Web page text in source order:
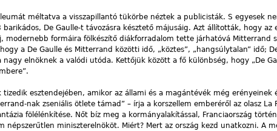
méltatva a visszapillantó tükörbe néztek a publicisták. S egyesek
barikádos, De Gaulle-t távozásra késztető májusáig. Azt állították, hogy
modernebb formáira fölkészítő diákforradalom tette járhatóvá Mitterrand
a De Gaulle és Mitterrand közötti idő, „köztes”, „hangsúlytalan” idő;
nagy elnöknek a valódi utóda. Kettőjük között a fő különbség, hogy „De
tizedik esztendejében, amikor az állami és a magántévék még
nak zseniális ötlete támad” – írja a korszellem emberéről az olasz La
fölélénkítése. Nőt bíz meg a kormányalakítással, Franciaország
népszerűtlen miniszterelnököt. Miért? Mert az ország kezd unatkozni. A